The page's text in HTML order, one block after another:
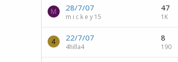
47
1K
28/7/07
m i c k e y 15
M
8
190
22/7/07
4hilla4
4